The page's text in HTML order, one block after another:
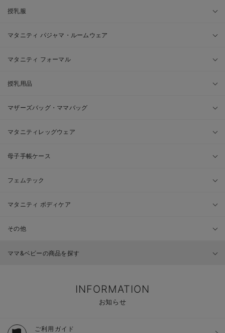
授乳服
マタニティ パジャマ・ルームウェア
マタニティ フォーマル
授乳用品
マザーズバッグ・ママバッグ
マタニティレッグウェア
母子手帳ケース
フェムテック
マタニティ ボディケア
その他
ママ&ベビーの商品を探す
INFORMATION
お知らせ
ご利用ガイド